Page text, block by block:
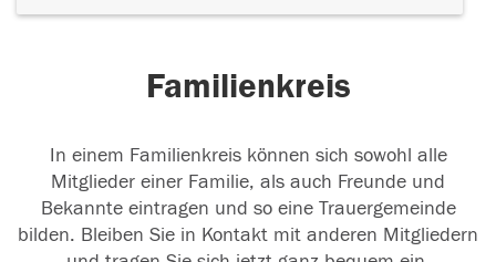
Familienkreis
In einem Familienkreis können sich sowohl alle
Mitglieder einer Familie, als auch Freunde und
Bekannte eintragen und so eine Trauergemeinde
bilden. Bleiben Sie in Kontakt mit anderen Mitgliedern